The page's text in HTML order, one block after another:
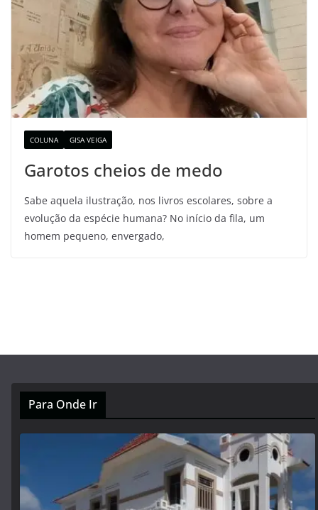
COLUNA GISA VEIGA
Garotos cheios de medo
Sabe aquela ilustração, nos livros escolares, sobre a
evolução da espécie humana? No início da fila, um
homem pequeno, envergado,
Para Onde Ir